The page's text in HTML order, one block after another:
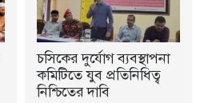
চসিকের দুর্যোগ ব্যবস্থাপনা
কমিটিতে যুব প্রতিনিধিত্ব
নিশ্চিতের দাবি